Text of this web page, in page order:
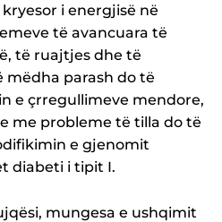
i energjisë në
të avancuara të
të ruajtjes dhe të
parash do të
e çrregullimeve mendore,
me probleme të tilla do të
e gjenomit
diabeti i tipit I.
mungesa e ushqimit